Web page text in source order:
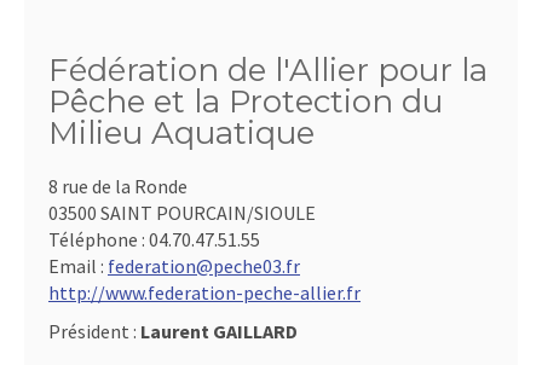
Fédération de l'Allier pour la
Pêche et la Protection du
Milieu Aquatique
8 rue de la Ronde
03500 SAINT POURCAIN/SIOULE
Téléphone : 04.70.47.51.55
Email : federation@peche03.fr
http://www.federation-peche-allier.fr
Président : Laurent GAILLARD